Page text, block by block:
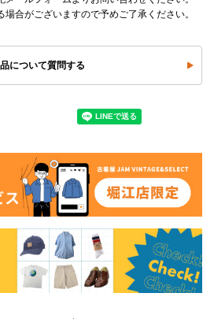
合がございますので予めご了承ください。
について質問する